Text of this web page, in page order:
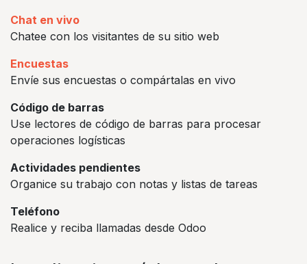
Chat en vivo
Chatee con los visitantes de su sitio web
Encuestas
Envíe sus encuestas o compártalas en vivo
Código de barras
Use lectores de código de barras para procesar
operaciones logísticas
Actividades pendientes
Organice su trabajo con notas y listas de tareas
Teléfono
Realice y reciba llamadas desde Odoo